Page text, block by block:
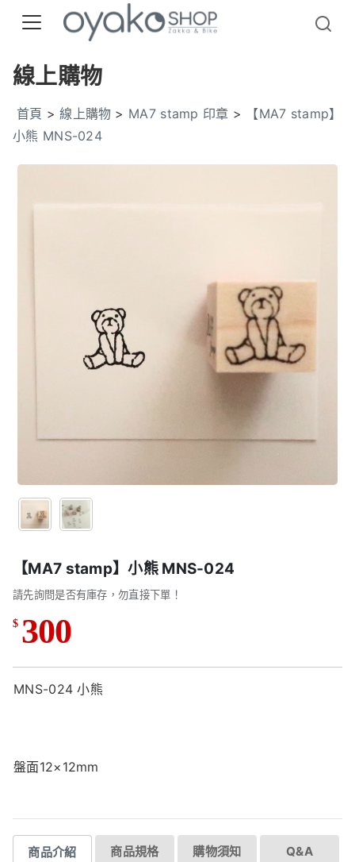
線上購物
首頁 >線上購物 > MA7 stamp 印章 >
【MA7 stamp】
小熊 MNS-024
【MA7 stamp】小熊 MNS-024
請先詢問是否有庫存，勿直接下單！
$ 300
MNS-024 小熊
盤面12×12mm
商品介紹 商品規格 購物須知 Q&A